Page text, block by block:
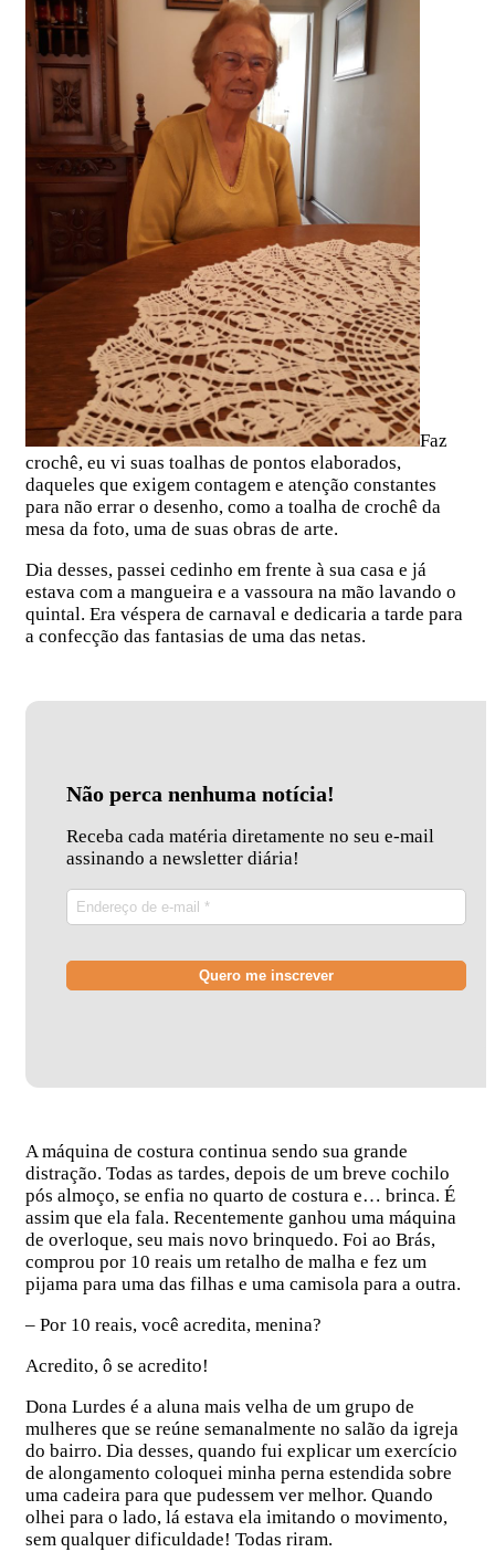
Faz
crochê, eu vi suas toalhas de pontos elaborados,
daqueles que exigem contagem e atenção constantes
para não errar o desenho, como a toalha de crochê da
mesa da foto, uma de suas obras de arte.
Dia desses, passei cedinho em frente à sua casa e já
estava com a mangueira e a vassoura na mão lavando o
quintal. Era véspera de carnaval e dedicaria a tarde para
a confecção das fantasias de uma das netas.
Não perca nenhuma notícia!
Receba cada matéria diretamente no seu e-mail
assinando a newsletter diária!
A máquina de costura continua sendo sua grande
distração. Todas as tardes, depois de um breve cochilo
pós almoço, se enfia no quarto de costura e… brinca. É
assim que ela fala. Recentemente ganhou uma máquina
de overloque, seu mais novo brinquedo. Foi ao Brás,
comprou por 10 reais um retalho de malha e fez um
pijama para uma das filhas e uma camisola para a outra.
– Por 10 reais, você acredita, menina?
Acredito, ô se acredito!
Dona Lurdes é a aluna mais velha de um grupo de
mulheres que se reúne semanalmente no salão da igreja
do bairro. Dia desses, quando fui explicar um exercício
de alongamento coloquei minha perna estendida sobre
uma cadeira para que pudessem ver melhor. Quando
olhei para o lado, lá estava ela imitando o movimento,
sem qualquer dificuldade! Todas riram.